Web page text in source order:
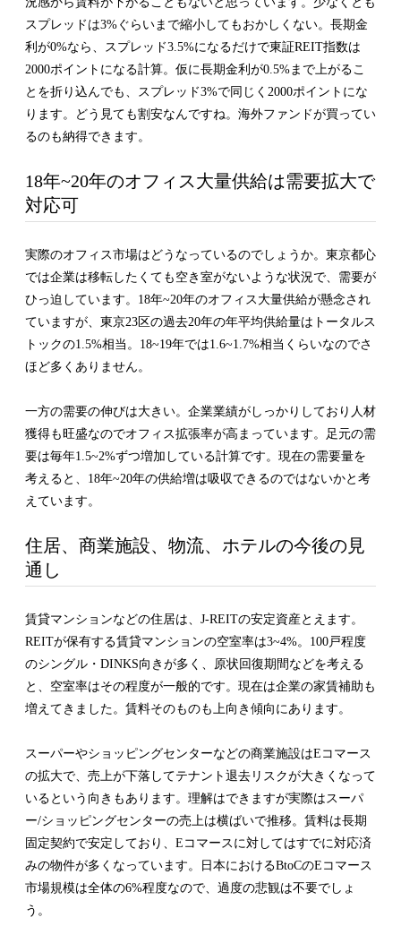
スプレッドは3%ぐらいまで縮小してもおかしくない。長期金
利が0%なら、スプレッド3.5%になるだけで東証REIT指数は
2000ポイントになる計算。仮に長期金利が0.5%まで上がるこ
とを折り込んでも、スプレッド3%で同じく2000ポイントにな
ります。どう見ても割安なんですね。海外ファンドが買ってい
るのも納得できます。
18年~20年のオフィス大量供給は需要拡大で
対応可
実際のオフィス市場はどうなっているのでしょうか。東京都心
では企業は移転したくても空き室がないような状況で、需要が
ひっ迫しています。18年~20年のオフィス大量供給が懸念され
ていますが、東京23区の過去20年の年平均供給量はトータルス
トックの1.5%相当。18~19年では1.6~1.7%相当くらいなのでさ
ほど多くありません。
一方の需要の伸びは大きい。企業業績がしっかりしており人材
獲得も旺盛なのでオフィス拡張率が高まっています。足元の需
要は毎年1.5~2%ずつ増加している計算です。現在の需要量を
考えると、18年~20年の供給増は吸収できるのではないかと考
えています。
住居、商業施設、物流、ホテルの今後の見
通し
賃貸マンションなどの住居は、J-REITの安定資産とえます。
REITが保有する賃貸マンションの空室率は3~4%。100戸程度
のシングル・DINKS向きが多く、原状回復期間などを考える
と、空室率はその程度が一般的です。現在は企業の家賃補助も
増えてきました。賃料そのものも上向き傾向にあります。
スーパーやショッピングセンターなどの商業施設はEコマース
の拡大で、売上が下落してテナント退去リスクが大きくなって
いるという向きもあります。理解はできますが実際はスーパ
ー/ショッピングセンターの売上は横ばいで推移。賃料は長期
固定契約で安定しており、Eコマースに対してはすでに対応済
みの物件が多くなっています。日本におけるBtoCのEコマース
市場規模は全体の6%程度なので、過度の悲観は不要でしょ
う。